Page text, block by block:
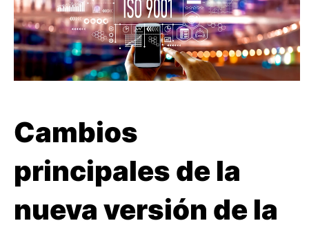
Buscar Enviar
Cambios
principales de la
nueva versión de la